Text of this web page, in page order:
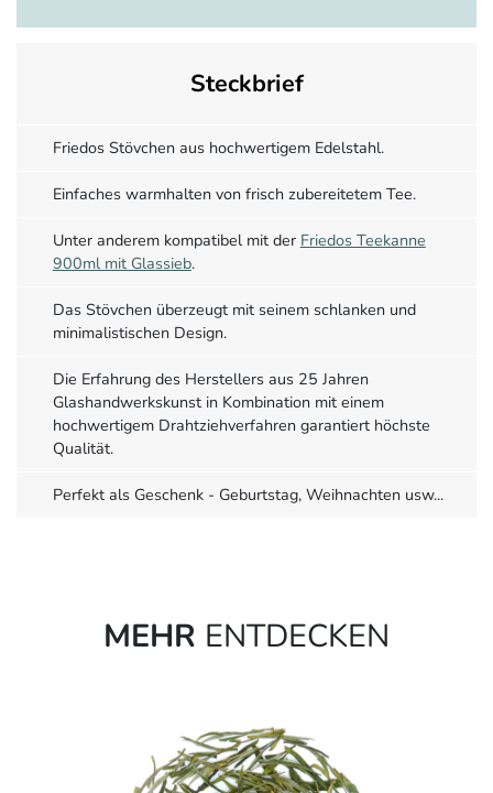
Steckbrief
Friedos Stövchen aus hochwertigem Edelstahl.
Einfaches warmhalten von frisch zubereitetem Tee.
Unter anderem kompatibel mit der Friedos Teekanne
900ml mit Glassieb.
Das Stövchen überzeugt mit seinem schlanken und
minimalistischen Design.
Die Erfahrung des Herstellers aus 25 Jahren
Glashandwerkskunst in Kombination mit einem
hochwertigem Drahtziehverfahren garantiert höchste
Qualität.
Perfekt als Geschenk - Geburtstag, Weihnachten usw...
MEHR ENTDECKEN